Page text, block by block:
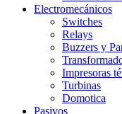
Electromecánicos
Switches
Relays
Buzzers y
Impresoras
Turbinas
Domotica
Pasivos